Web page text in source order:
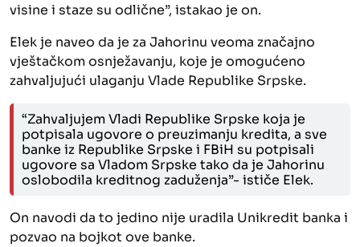
visine i staze su odlične”, istakao je on.
Elek je naveo da je za Jahorinu veoma značajno
vještačkom osnježavanju, koje je omogućeno
zahvaljujući ulaganju Vlade Republike Srpske.
“Zahvaljujem Vladi Republike Srpske koja je
potpisala ugovore o preuzimanju kredita, a sve
banke iz Republike Srpske i FBiH su potpisali
ugovore sa Vladom Srpske tako da je Jahorinu
oslobodila kreditnog zaduženja”- ističe Elek.
On navodi da to jedino nije uradila Unikredit banka i
pozvao na bojkot ove banke.